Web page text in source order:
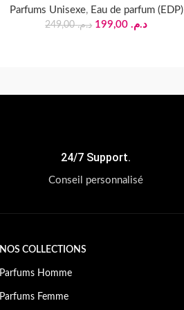
Parfums Unisexe, Eau de parfum (EDP)
د.م.249,00 د.م.199,00
24/7 Support.
Conseil personnalisé
NOS COLLECTIONS
Parfums Homme
Parfums Femme